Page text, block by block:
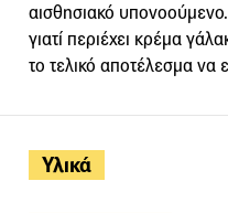
Υλικά
αισθησιακό
γιατί περιέχει κρέμα
το τελικό αποτέλεσμα να